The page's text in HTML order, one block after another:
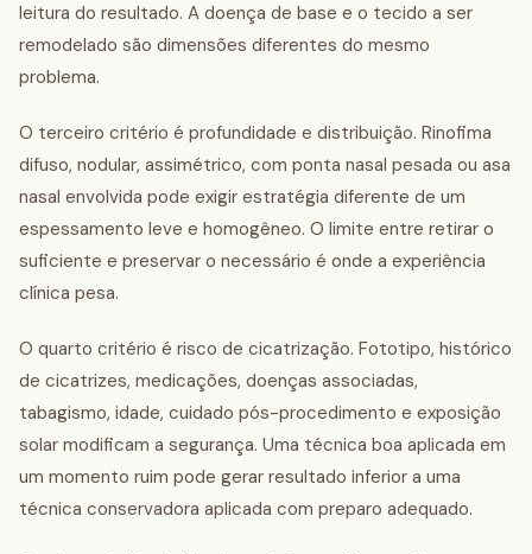
leitura do resultado. A doença de base e o tecido a ser
remodelado são dimensões diferentes do mesmo
problema.
O terceiro critério é profundidade e distribuição. Rinofima
difuso, nodular, assimétrico, com ponta nasal pesada ou asa
nasal envolvida pode exigir estratégia diferente de um
espessamento leve e homogêneo. O limite entre retirar o
suficiente e preservar o necessário é onde a experiência
clínica pesa.
O quarto critério é risco de cicatrização. Fototipo, histórico
de cicatrizes, medicações, doenças associadas,
tabagismo, idade, cuidado pós-procedimento e exposição
solar modificam a segurança. Uma técnica boa aplicada em
um momento ruim pode gerar resultado inferior a uma
técnica conservadora aplicada com preparo adequado.